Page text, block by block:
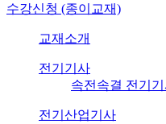
수강신청 (종이교재)
교재소개
전기기사
속전속결 전기
전기산업기사